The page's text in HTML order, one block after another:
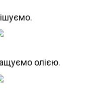
олією.